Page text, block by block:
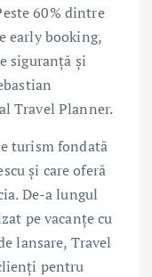
60% dintre
early booking,
siguranță și
Travel Planner.
turism fondată
și care oferă
De-a lungul
pe vacanțe cu
lansare, Travel
pentru